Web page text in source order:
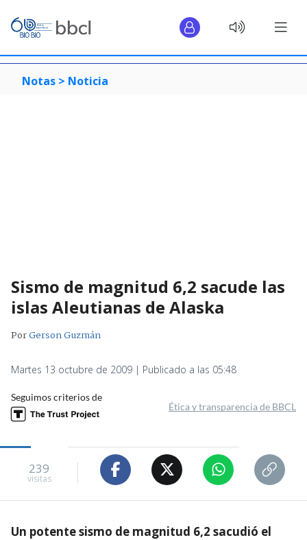
Notas > Noticia
Sismo de magnitud 6,2 sacude las
islas Aleutianas de Alaska
PorGerson Guzmán
Martes 13 octubre de 2009 | Publicado a las 05:48
Seguimos criterios de
Ética y transparencia de BBCL
239
visitas
Un potente sismo de magnitud 6,2 sacudió el